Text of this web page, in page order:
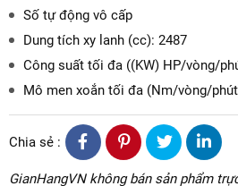
Số tự động vô cấp
Dung tích xy lanh (cc): 2487
Công suất tối đa ((KW) HP/vòng/
Mô men xoắn tối đa (Nm/vòng/
Chia sẻ :
GianHangVN không bán sản phẩm